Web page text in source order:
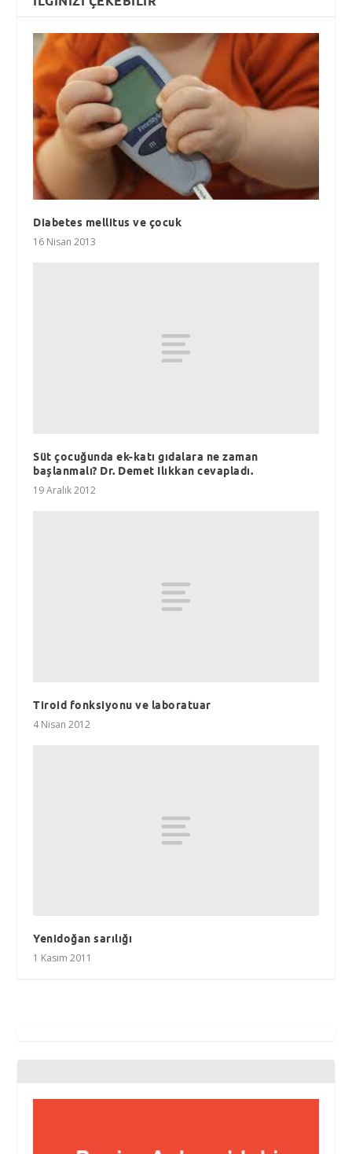
Diabetes mellitus ve çocuk
16 Nisan 2013
Süt çocuğunda ek-katı gıdalara ne zaman
başlanmalı? Dr. Demet Ilıkkan cevapladı.
19 Aralık 2012
Tiroid fonksiyonu ve laboratuar
4 Nisan 2012
Yenidoğan sarılığı
1 Kasım 2011